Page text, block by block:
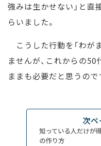
強みは生かせない」と直
らいました。
こうした行動を「わが
ませんが、これからの
ままも必要だと思うので
次ペ
知っている人だけが
の作り方